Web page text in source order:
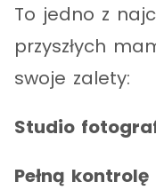
To jedno z
przyszłych
swoje zalety:
Studio
Pełną